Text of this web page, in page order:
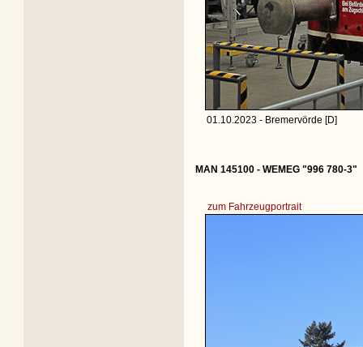
01.10.2023 - Bremervörde [D]
MAN 145100 - WEMEG "996 780-3"
zum Fahrzeugportrait